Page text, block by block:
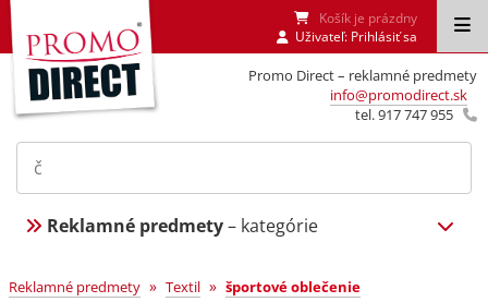
Promo Direct – reklamné predmety
info@promodirect.sk
tel. 917 747 955
Košík je prázdny
Uživateľ: Prihlásiť sa
Reklamné predmety– kategórie
Reklamné predmety » Textil » športové oblečenie